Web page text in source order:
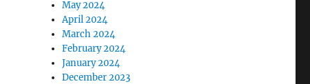
May 2024
April 2024
March 2024
February 2024
January 2024
December 2023